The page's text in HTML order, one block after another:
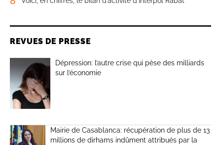
REVUES DE PRESSE
Dépression: l’autre crise qui pèse des milliards
sur l’économie
Mairie de Casablanca: récupération de plus de 13
millions de dirhams indûment attribués par la